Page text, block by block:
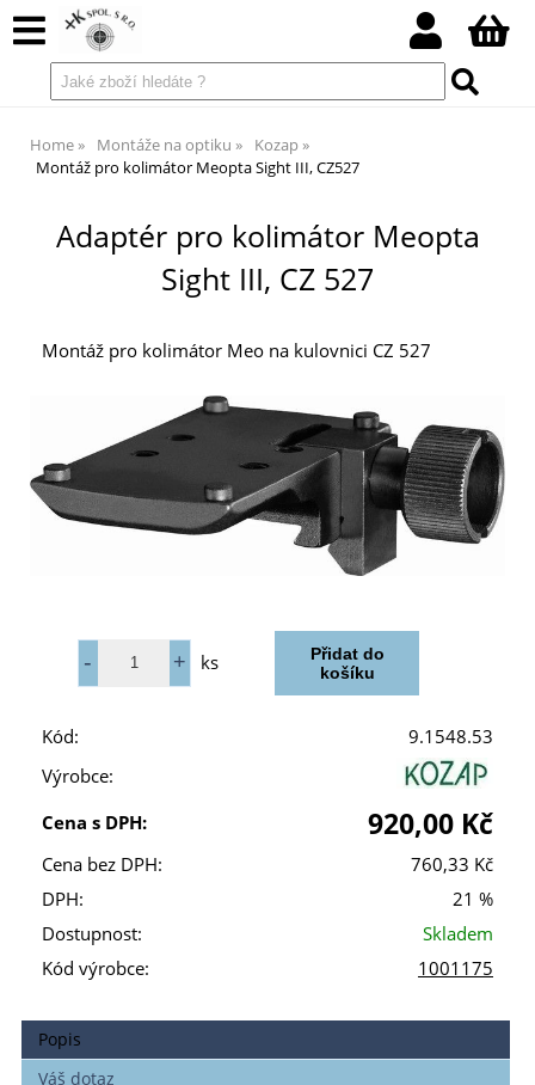
Home Montáže na optiku
Kozap
Montáž pro kolimátor Meopta Sight III, CZ527
Adaptér pro kolimátor Meopta
Sight III, CZ 527
Montáž pro kolimátor Meo na kulovnici CZ 527
ks
Kód:
9.1548.53
Výrobce:
Cena s DPH:
920,00 Kč
Cena bez DPH:
760,33 Kč
DPH:
21 %
Dostupnost:
Skladem
Kód výrobce:
1001175
Popis
Váš dotaz